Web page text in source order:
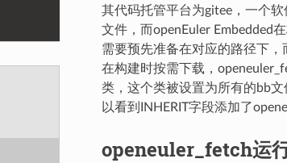
其代码托管平台为gitee，一个
文件，而openEuler Embedded
需要预先准备在对应的路径下
在构建时按需下载，
类，这个类被设置为所有的bb
以看到INHERIT字段添加了
openeuler_fetch运